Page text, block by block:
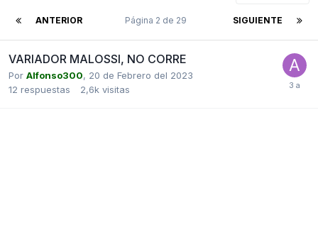
ANTERIOR SIGUIENTE
Página 2 de 29
VARIADOR MALOSSI, NO CORRE
Por Alfonso300, 20 de Febrero del 2023
12 respuestas 2,6k visitas